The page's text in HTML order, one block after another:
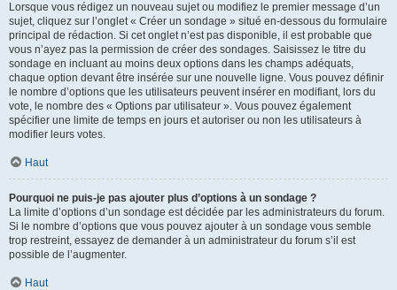
Lorsque vous rédigez un nouveau sujet ou modifiez le premier message d’un
sujet, cliquez sur l’onglet « Créer un sondage » situé en-dessous du formulaire
principal de rédaction. Si cet onglet n’est pas disponible, il est probable que
vous n’ayez pas la permission de créer des sondages. Saisissez le titre du
sondage en incluant au moins deux options dans les champs adéquats,
chaque option devant être insérée sur une nouvelle ligne. Vous pouvez définir
le nombre d’options que les utilisateurs peuvent insérer en modifiant, lors du
vote, le nombre des « Options par utilisateur ». Vous pouvez également
spécifier une limite de temps en jours et autoriser ou non les utilisateurs à
modifier leurs votes.
Haut
Pourquoi ne puis-je pas ajouter plus d’options à un sondage ?
La limite d’options d’un sondage est décidée par les administrateurs du forum.
Si le nombre d’options que vous pouvez ajouter à un sondage vous semble
trop restreint, essayez de demander à un administrateur du forum s’il est
possible de l’augmenter.
Haut